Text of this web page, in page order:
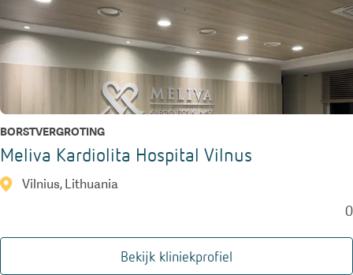
BORSTVERGROTING
Meliva Kardiolita Hospital Vilnus
Vilnius, Lithuania
0
Bekijk kliniekprofiel